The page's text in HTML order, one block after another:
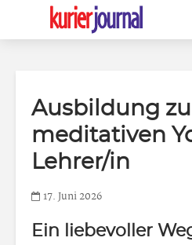
Ausbildung
meditativen
Lehrer/in
17. Juni 2026
Ein liebevoller